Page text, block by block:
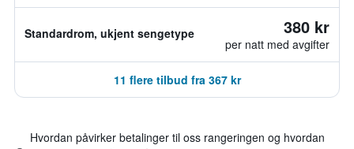
Standardrom, ukjent sengetype 380 kr
per natt med avgifter
11 flere tilbud fra 367 kr
Hvordan påvirker betalinger til oss rangeringen og hvordan